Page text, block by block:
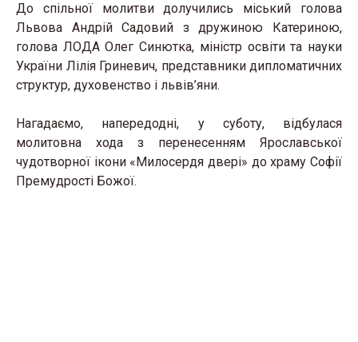
До спільної молитви долучились міський голова
Львова Андрій Садовий з дружиною Катериною,
голова ЛОДА Олег Синютка, міністр освіти та науки
України Лілія Гриневич, представники дипломатичних
структур, духовенство і львів’яни.
Нагадаємо, напередодні, у суботу, відбулася
молитовна хода з перенесенням Ярославської
чудотворної ікони «Милосердя двері» до храму Софії
Премудрості Божої.